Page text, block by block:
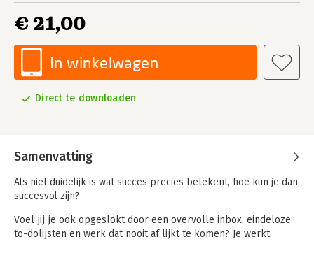
€ 21,00
In winkelwagen
Direct te downloaden
Samenvatting
Als niet duidelijk is wat succes precies betekent, hoe kun je dan
succesvol zijn?
Voel jij je ook opgeslokt door een overvolle inbox, eindeloze
to-dolijsten en werk dat nooit af lijkt te komen? Je werkt